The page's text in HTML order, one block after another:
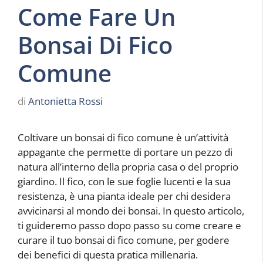
Come Fare Un
Bonsai Di Fico
Comune
di Antonietta Rossi
Coltivare un bonsai di fico comune è un’attività
appagante che permette di portare un pezzo di
natura all’interno della propria casa o del proprio
giardino. Il fico, con le sue foglie lucenti e la sua
resistenza, è una pianta ideale per chi desidera
avvicinarsi al mondo dei bonsai. In questo articolo,
ti guideremo passo dopo passo su come creare e
curare il tuo bonsai di fico comune, per godere
dei benefici di questa pratica millenaria.